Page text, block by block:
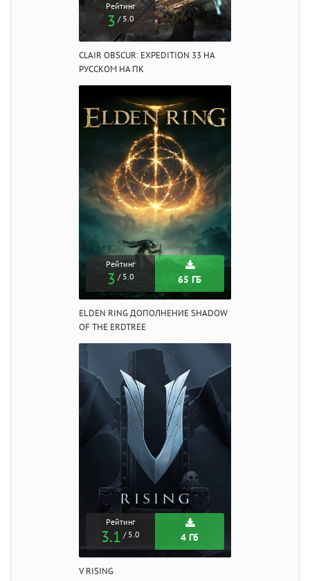
Рейтинг
3 / 5.0
CLAIR OBSCUR: EXPEDITION 33 НА
РУССКОМ НА ПК
Рейтинг
3 / 5.0 65 ГБ
ELDEN RING ДОПОЛНЕНИЕ SHADOW
OF THE ERDTREE
Рейтинг
3.1 / 5.0 4 Гб
V RISING